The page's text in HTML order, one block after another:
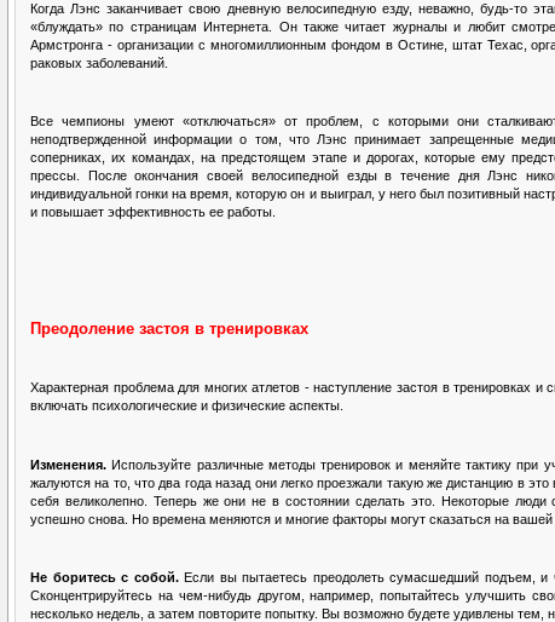
Когда Лэнс заканчивает свою дневную велосипедную езду, неважно, будь-то
«блуждать» по страницам Интернета. Он также читает журналы и любит
Армстронга - организации с многомиллионным фондом в Остине, штат Техас,
раковых заболеваний.
Все чемпионы умеют «отключаться» от проблем, с которыми они
неподтвержденной информации о том, что Лэнс принимает запрещенные
соперниках, их командах, на предстоящем этапе и дорогах, которые ему
прессы. После окончания своей велосипедной езды в течение дня Лэнс
индивидуальной гонки на время, которую он и выиграл, у него был позитивный
и повышает эффективность ее работы.
Преодоление застоя в тренировках
Характерная проблема для многих атлетов - наступление застоя в
включать психологические и физические аспекты.
Изменения. Используйте различные методы тренировок и меняйте тактику при
жалуются на то, что два года назад они легко проезжали такую же дистанцию в
себя великолепно. Теперь же они не в состоянии сделать это. Некоторые
успешно снова. Но времена меняются и многие факторы могут сказаться на
Не боритесь с собой. Если вы пытаетесь преодолеть сумасшедший подъем, и
Сконцентрируйтесь на чем-нибудь другом, например, попытайтесь улучшить
несколько недель, а затем повторите попытку. Вы возможно будете удивлены тем,